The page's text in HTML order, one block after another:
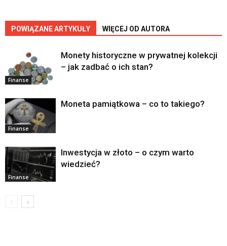
POWIĄZANE ARTYKUŁY WIĘCEJ OD AUTORA
Finanse
Monety historyczne w prywatnej kolekcji
– jak zadbać o ich stan?
Finanse
Moneta pamiątkowa – co to takiego?
Finanse
Inwestycja w złoto – o czym warto
wiedzieć?